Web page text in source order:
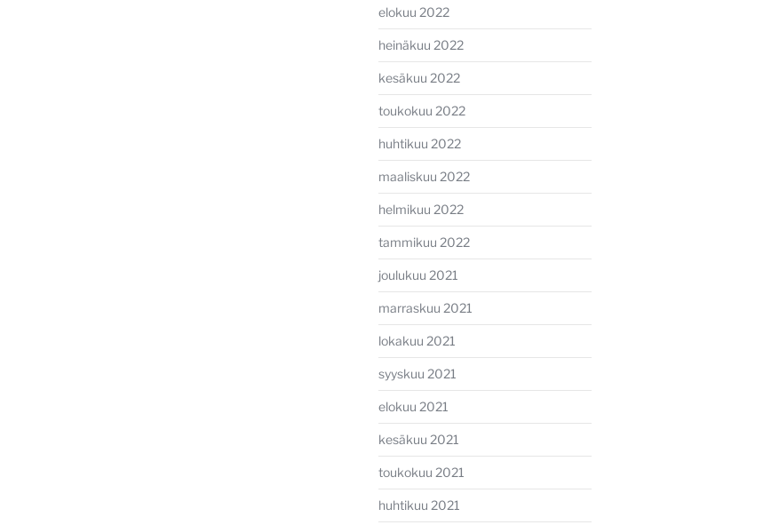
elokuu 2022
heinäkuu 2022
kesäkuu 2022
toukokuu 2022
huhtikuu 2022
maaliskuu 2022
helmikuu 2022
tammikuu 2022
joulukuu 2021
marraskuu 2021
lokakuu 2021
syyskuu 2021
elokuu 2021
kesäkuu 2021
toukokuu 2021
huhtikuu 2021